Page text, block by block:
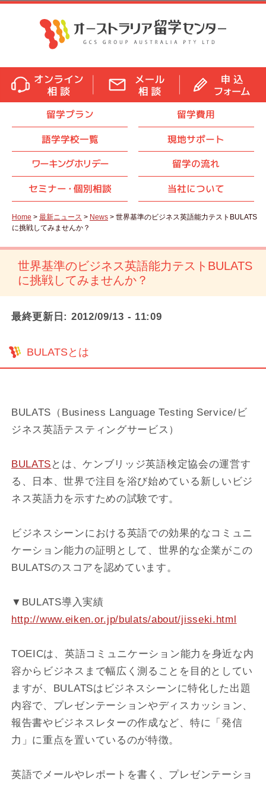
留学プラン
留学費用
語学学校一覧
現地サポート
ワーキングホリデー
留学の流れ
セミナー・ 個別相談 当社について
Home > 最新ニュース > News > 世界基準のビジネス英語能力テストBULATS
に挑戦してみませんか？
世界基準のビジネス英語能力テストBULATS
に挑戦してみませんか？
最終更新日: 2012/09/13 - 11:09
BULATSとは
BULATS（Business Language Testing Service/ビ
ジネス英語テスティングサービス）
BULATS とは、ケンブリッジ英語検定協会の運営す
る、日本、世界で注目を浴び始めている新しいビジ
ネス英語力を示すための試験です。
ビジネスシーンにおける英語での効果的なコミュニ
ケーション能力の証明として、世界的な企業がこの
BULATSのスコアを認めています。
▼BULATS導入実績
http://www.eiken.or.jp/bulats/about/jisseki.html
TOEICは、英語コミュニケーション能力を身近な内
容からビジネスまで幅広く測ることを目的としてい
ますが、BULATSはビジネスシーンに特化した出題
内容で、プレゼンテーションやディスカッション、
報告書やビジネスレターの作成など、特に「発信
力」に重点を置いているのが特徴。
英語でメールやレポートを書く、プレゼンテーショ